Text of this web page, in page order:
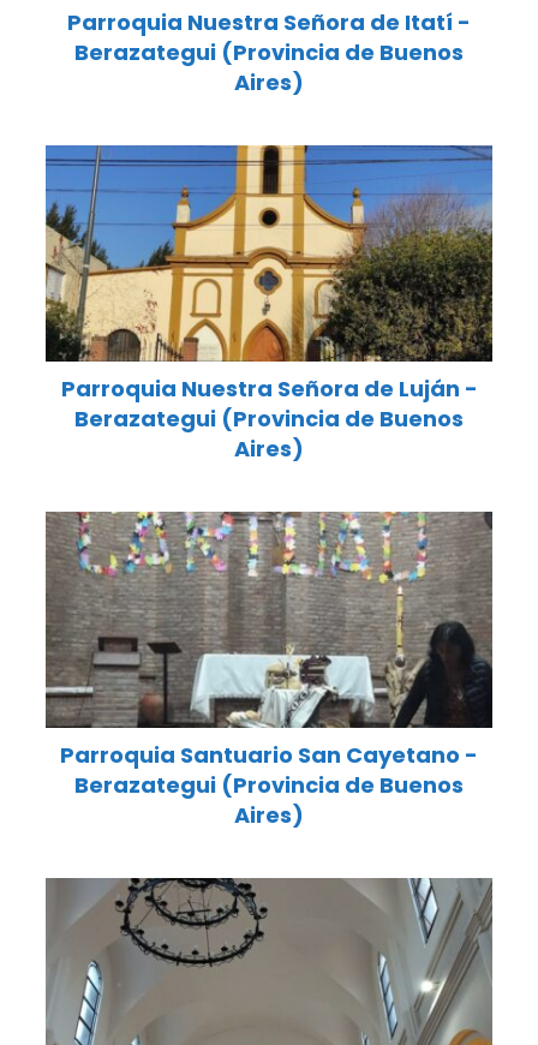
Parroquia Nuestra Señora de Itatí -
Berazategui (Provincia de Buenos
Aires)
Parroquia Nuestra Señora de Luján -
Berazategui (Provincia de Buenos
Aires)
Parroquia Santuario San Cayetano -
Berazategui (Provincia de Buenos
Aires)